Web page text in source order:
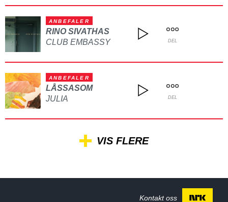
ANBEFALER
RINO SIVATHAS
CLUB EMBASSY
DEL
ANBEFALER
LÅSSASOM
JULIA
DEL
VIS FLERE
Kontakt oss